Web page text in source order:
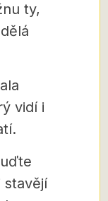
ty,
vidí i
stavějí